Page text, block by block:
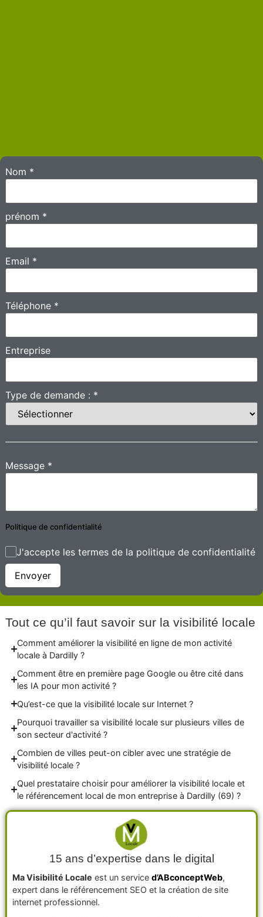
Nom *
prénom *
Email *
Téléphone *
Entreprise
Type de demande : *
Message *
Politique de confidentialité
J'accepte les termes de la politique de confidentialité
Envoyer
Tout ce qu’il faut savoir sur la visibilité locale
Comment améliorer la visibilité en ligne de mon activité
locale à Dardilly ?
Comment être en première page Google ou être cité dans
les IA pour mon activité ?
Qu’est-ce que la visibilité locale sur Internet ?
Pourquoi travailler sa visibilité locale sur plusieurs villes de
son secteur d'activité ?
Combien de villes peut-on cibler avec une stratégie de
visibilité locale ?
Quel prestataire choisir pour améliorer la visibilité locale et
le référencement local de mon entreprise à Dardilly (69) ?
15 ans d’expertise dans le digital
Ma Visibilité Locale est un service d’ABconceptWeb,
expert dans le référencement SEO et la création de site
internet professionnel.